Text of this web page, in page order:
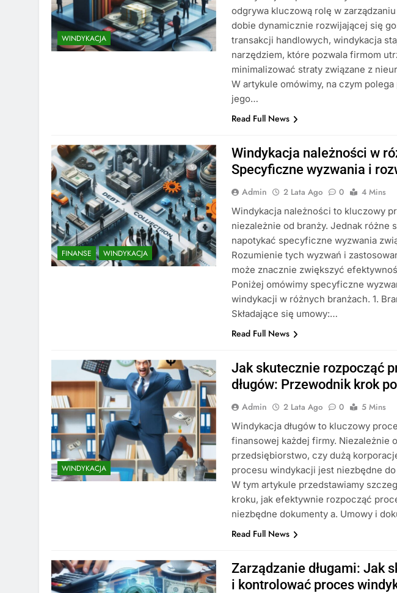
WINDYKACJA
odgrywa kluczową rolę w
dobie dynamicznie rozwijającej się
transakcji handlowych, windykacja
narzędziem, które pozwala firmom
minimalizować straty związane z
W artykule omówimy, na czym
jego…
Read Full News
FINANSE WINDYKACJA
Windykacja należności w
Specyficzne wyzwania i
Admin 2 Lata Ago 0
4 Mins
Windykacja należności to kluczowy
niezależnie od branży. Jednak różne
napotykać specyficzne wyzwania
Rozumienie tych wyzwań i
może znacznie zwiększyć
Poniżej omówimy specyficzne
windykacji w różnych branżach. 1.
Składające się umowy:…
Read Full News
WINDYKACJA
Jak skutecznie rozpocząć
długów: Przewodnik krok
Admin 2 Lata Ago 0
5 Mins
Windykacja długów to kluczowy
finansowej każdej firmy. Niezależnie
przedsiębiorstwo, czy dużą
procesu windykacji jest niezbędne
W tym artykule przedstawiamy
kroku, jak efektywnie rozpocząć
niezbędne dokumenty a. Umowy i
Read Full News
Zarządzanie długami: Jak
i kontrolować proces